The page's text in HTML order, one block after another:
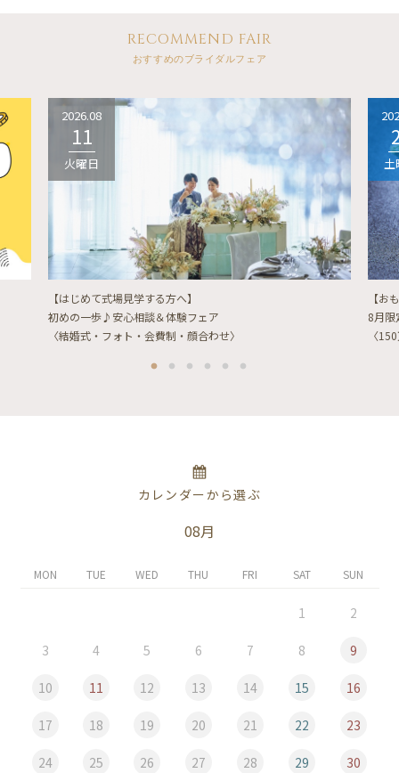
RECOMMEND FAIR
おすすめのブライダルフェア
2026.08
11
火曜日
【はじめて式場見学する方へ】
初めの一歩♪安心相談＆体験フェア
〈結婚式・フォト・会費制・顔合わせ〉
土
【お
8月限
〈
カレンダーから選ぶ
08月
MON TUE WED THU FRI SAT SUN
1 2
3 4 5 6 7 8 9
10 11 12 13 14 15 16
17 18 19 20 21 22 23
24 25 26 27 28 29 30